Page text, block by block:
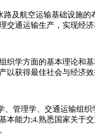
及航空运输基础设施
通运输生产，实现经济
织学方面的基本理论和
获得最佳社会与经济效
管理学、交通运输组
本能力;4.熟悉国家关于